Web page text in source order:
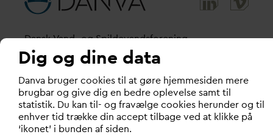
DanskVand- og Spildevandsforening
V andhuset
Godthåbsvej 83
8660 Skanderborg
København
Dig og dine data
Danva bruger cookies til at gøre hjemmesiden mere
brugbar og give dig en bedre oplevelse samt til
statistik. Du kan til- og fravælge cookies herunder og til
enhver tid trække din accept tilbage ved at klikke på
‘ikonet’ i bunden af siden.